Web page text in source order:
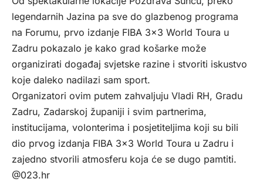
legendarnih Jazina pa sve do glazbenog programa
na Forumu, prvo izdanje FIBA 3×3 World Toura u
Zadru pokazalo je kako grad košarke može
organizirati događaj svjetske razine i stvoriti iskustvo
koje daleko nadilazi sam sport.
Organizatori ovim putem zahvaljuju Vladi RH, Gradu
Zadru, Zadarskoj županiji i svim partnerima,
institucijama, volonterima i posjetiteljima koji su bili
dio prvog izdanja FIBA 3×3 World Toura u Zadru i
zajedno stvorili atmosferu koja će se dugo pamtiti.
@023.hr